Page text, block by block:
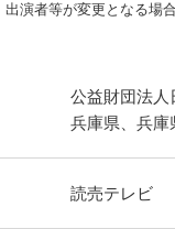
演者等が変更となる場
公益財団法人
兵庫県、兵庫
読売テレビ